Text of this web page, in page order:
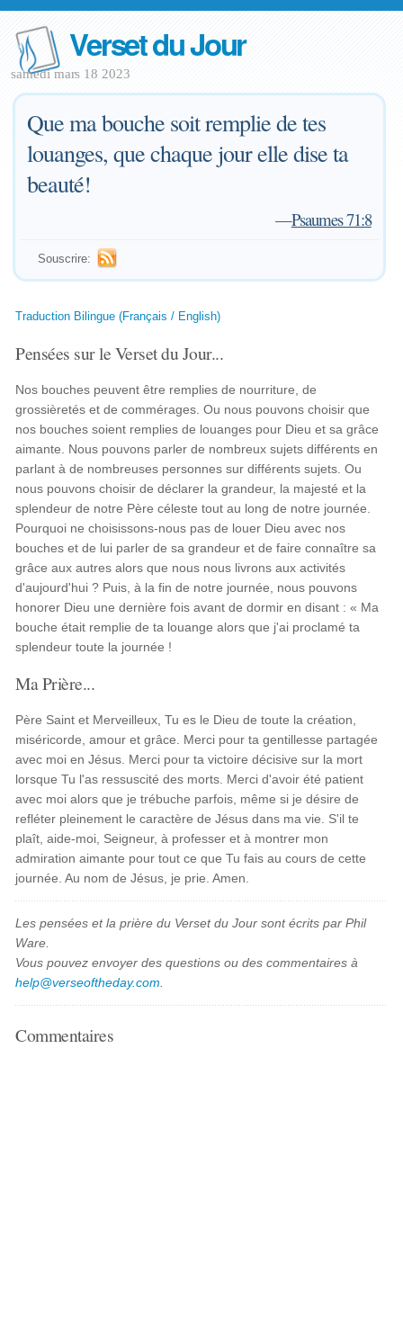
Verset du Jour
samedi mars 18 2023
Que ma bouche soit remplie de tes
louanges, que chaque jour elle dise ta
beauté!
—Psaumes 71:8
Souscrire:
Traduction Bilingue (Français / English)
Pensées sur le Verset du Jour...
Nos bouches peuvent être remplies de nourriture, de
grossièretés et de commérages. Ou nous pouvons choisir que
nos bouches soient remplies de louanges pour Dieu et sa grâce
aimante. Nous pouvons parler de nombreux sujets différents en
parlant à de nombreuses personnes sur différents sujets. Ou
nous pouvons choisir de déclarer la grandeur, la majesté et la
splendeur de notre Père céleste tout au long de notre journée.
Pourquoi ne choisissons-nous pas de louer Dieu avec nos
bouches et de lui parler de sa grandeur et de faire connaître sa
grâce aux autres alors que nous nous livrons aux activités
d'aujourd'hui ? Puis, à la fin de notre journée, nous pouvons
honorer Dieu une dernière fois avant de dormir en disant : « Ma
bouche était remplie de ta louange alors que j'ai proclamé ta
splendeur toute la journée !
Ma Prière...
Père Saint et Merveilleux, Tu es le Dieu de toute la création,
miséricorde, amour et grâce. Merci pour ta gentillesse partagée
avec moi en Jésus. Merci pour ta victoire décisive sur la mort
lorsque Tu l'as ressuscité des morts. Merci d'avoir été patient
avec moi alors que je trébuche parfois, même si je désire de
refléter pleinement le caractère de Jésus dans ma vie. S'il te
plaît, aide-moi, Seigneur, à professer et à montrer mon
admiration aimante pour tout ce que Tu fais au cours de cette
journée. Au nom de Jésus, je prie. Amen.
Les pensées et la prière du Verset du Jour sont écrits par Phil
Ware.
Vous pouvez envoyer des questions ou des commentaires à
help@verseoftheday.com
Commentaires